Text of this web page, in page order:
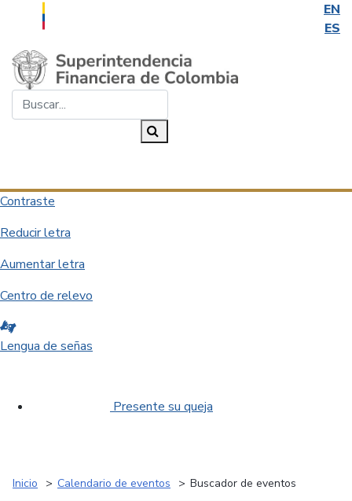
EN
ES
Saltar al contenido principal
Contraste
Reducir letra
Aumentar letra
Centro de relevo
Lengua de señas
Presente su queja
Inicio Calendario de eventos Buscador de eventos